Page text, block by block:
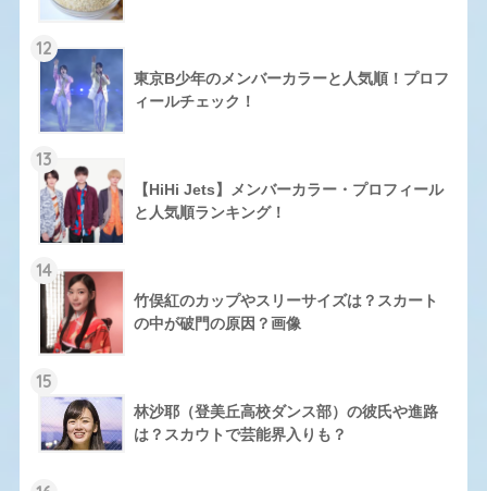
12
東京B少年のメンバーカラーと人気順！プロフ
ィールチェック！
13
【HiHi Jets】メンバーカラー・プロフィール
と人気順ランキング！
14
竹俣紅のカップやスリーサイズは？スカート
の中が破門の原因？画像
15
林沙耶（登美丘高校ダンス部）の彼氏や進路
は？スカウトで芸能界入りも？